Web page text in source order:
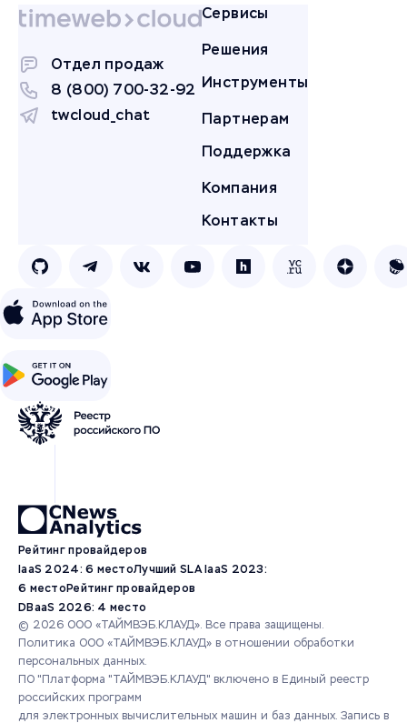
Отдел продаж
8 (800) 700-32-92
twcloud_chat
Сервисы
Решения
Инструменты
Партнерам
Поддержка
Компания
Контакты
Рейтинг провайдеров
IaaS 2024: 6 местоЛучший SLA IaaS 2023:
6 местоРейтинг провайдеров
DBaaS 2026: 4 место
© 2026 ООО «ТАЙМВЭБ.КЛАУД». Все права защищены.
Политика ООО «ТАЙМВЭБ.КЛАУД» в отношении обработки
персональных данных.
ПО "Платформа "ТАЙМВЭБ.КЛАУД" включено в Единый реестр
российских программ
для электронных вычислительных машин и баз данных. Запись в